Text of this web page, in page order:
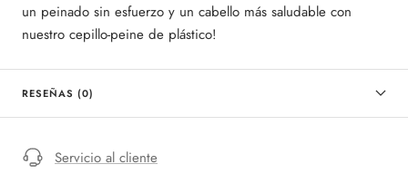
un peinado sin esfuerzo y un cabello más saludable con
nuestro cepillo-peine de plástico!
RESEÑAS (0)
Servicio al cliente